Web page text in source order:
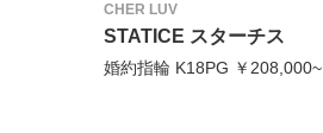
CHER LUV
STATICE スターチス
婚約指輪 K18PG ￥208,000~